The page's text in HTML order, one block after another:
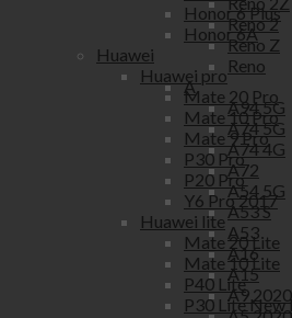
Reno 2
Reno Z
Reno
A
A94 5G
A74 5G
A74 4G
A72
A54 5G
A53 S
A53
A16
A15
A9 2020
Honor 6 Plus
Honor 6A
Huawei
Huawei pro
Mate 20 Pro
Mate 10 Pro
Mate 9 Pro
P30 Pro
P20 Pro
Y6 Pro 2017
Huawei lite
Mate 20 Lite
Mate 10 Lite
P40 Lite
P30 Lite New